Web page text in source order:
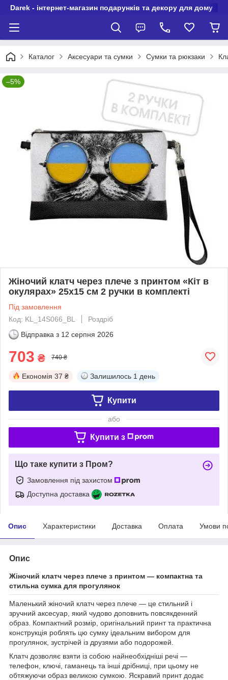
Darek - інтернет-магазин подарунків та декору для дому
Каталог Аксесуари та сумки Сумки та рюкзаки
–5%
Жіночий клатч через плече з принтом «Кіт в
окулярах» 25х15 см 2 ручки в комплекті
Під замовлення
Код: KL_14S066_BL
Роздріб
Відправка з 12 серпня 2026
703 ₴ 740 ₴
Економія 37 ₴ Залишилось 1 день
Купити
або
Купити з
Що таке купити з Пром?
Замовлення під захистом
Доступна доставка
Опис Характеристики Доставка Оплата Умови
Опис
Жіночий клатч через плече з принтом — компактна та
стильна сумка для прогулянок
Маленький жіночий клатч через плече — це стильний і
зручний аксесуар, який чудово доповнить повсякденний
образ. Компактний розмір, оригінальний принт та практична
конструкція роблять цю сумку ідеальним вибором для
прогулянок, зустрічей із друзями або подорожей.
Клатч дозволяє взяти із собою найнеобхідніші речі —
телефон, ключі, гаманець та інші дрібниці, при цьому не
обтяжуючи образ великою сумкою. Яскравий принт додає